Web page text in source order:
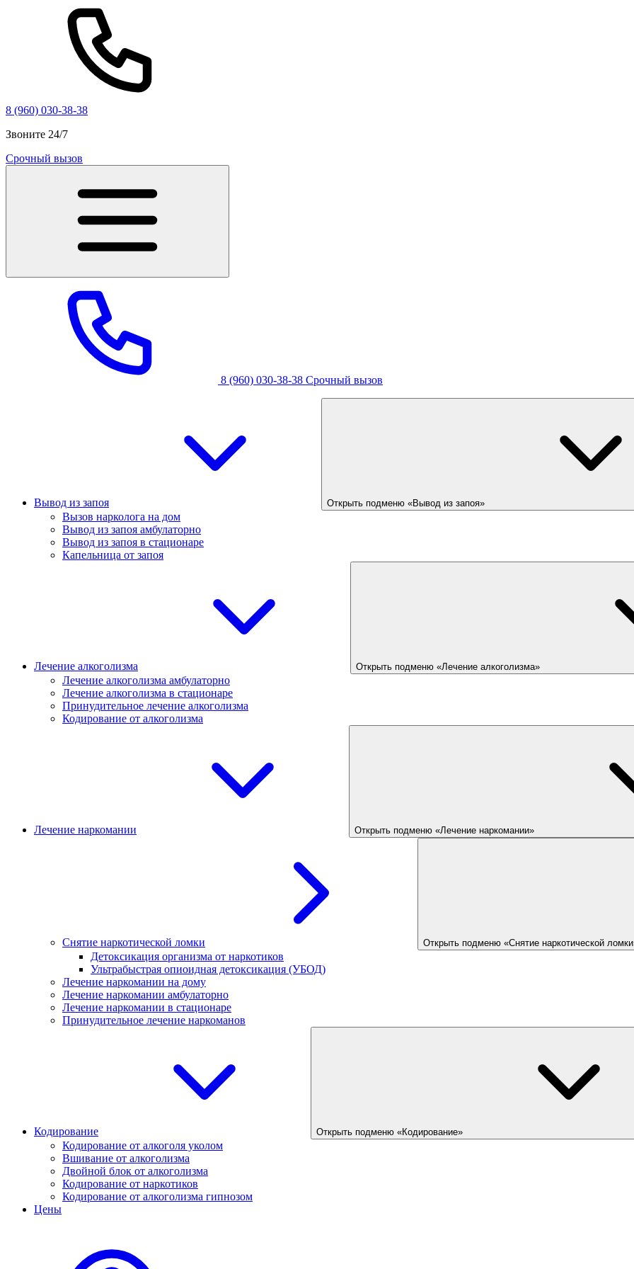
8 (960) 030-38-38
Звоните 24/7
Срочный вызов
8 (960) 030-38-38 Срочный вызов
Вывод из запоя Открыть подменю «Вывод из запоя»
Вызов нарколога на дом
Вывод из запоя амбулаторно
Вывод из запоя в стационаре
Капельница от запоя
Лечение алкоголизма Открыть подменю «Лечение алкоголизма»
Лечение алкоголизма амбулаторно
Лечение алкоголизма в стационаре
Принудительное лечение алкоголизма
Кодирование от алкоголизма
Лечение наркомании Открыть подменю «Лечение наркомании»
Снятие наркотической ломки Открыть подменю «Снятие наркотической
Детоксикация организма от наркотиков
Ультрабыстрая опиоидная детоксикация (УБОД)
Лечение наркомании на дому
Лечение наркомании амбулаторно
Лечение наркомании в стационаре
Принудительное лечение наркоманов
Кодирование Открыть подменю «Кодирование»
Кодирование от алкоголя уколом
Вшивание от алкоголизма
Двойной блок от алкоголизма
Кодирование от наркотиков
Кодирование от алкоголизма гипнозом
Цены